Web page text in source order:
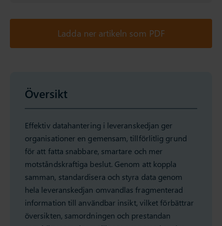
Ladda ner artikeln som PDF
Översikt
Effektiv datahantering i leveranskedjan ger
organisationer en gemensam, tillförlitlig grund
för att fatta snabbare, smartare och mer
motståndskraftiga beslut. Genom att koppla
samman, standardisera och styra data genom
hela leveranskedjan omvandlas fragmenterad
information till användbar insikt, vilket förbättrar
översikten, samordningen och prestandan